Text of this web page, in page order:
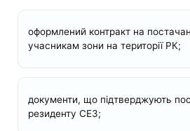
оформлений контракт на
учасникам зони на території РК;
документи, що підтверджують
резиденту СЕЗ;